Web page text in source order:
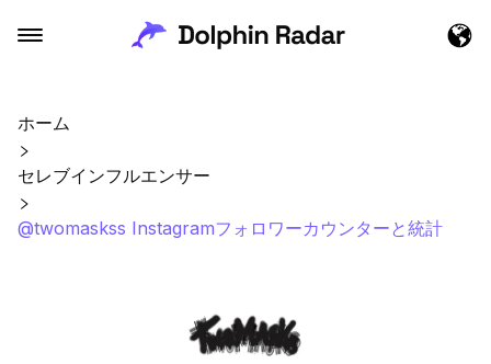
ホーム
セレブインフルエンサー
@twomaskss Instagramフォロワーカウンターと統計